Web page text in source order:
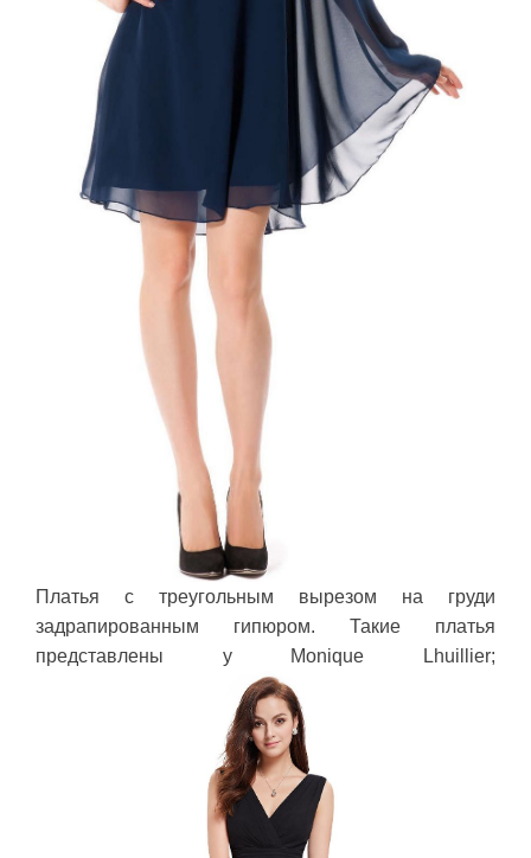
Платья с треугольным вырезом на груди
задрапированным гипюром. Такие платья
представлены у Monique Lhuillier;